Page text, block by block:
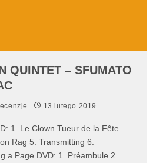
QUINTET – SFUMATO
13 lutego 2019
Clown Tueur de la Fête
Rag 5. Transmitting 6.
a Page DVD: 1. Préambule 2.